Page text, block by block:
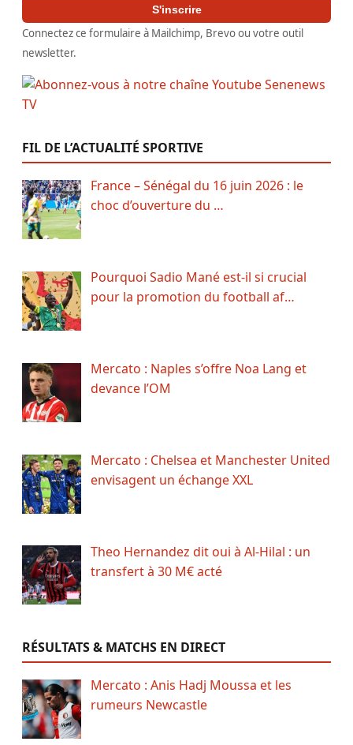
S'inscrire
Connectez ce formulaire à Mailchimp, Brevo ou votre outil
newsletter.
FIL DE L’ACTUALITÉ SPORTIVE
France – Sénégal du 16 juin 2026 : le
choc d’ouverture du …
Pourquoi Sadio Mané est-il si crucial
pour la promotion du football af…
Mercato : Naples s’offre Noa Lang et
devance l’OM
Mercato : Chelsea et Manchester United
envisagent un échange XXL
Theo Hernandez dit oui à Al-Hilal : un
transfert à 30 M€ acté
RÉSULTATS & MATCHS EN DIRECT
Mercato : Anis Hadj Moussa et les
rumeurs Newcastle